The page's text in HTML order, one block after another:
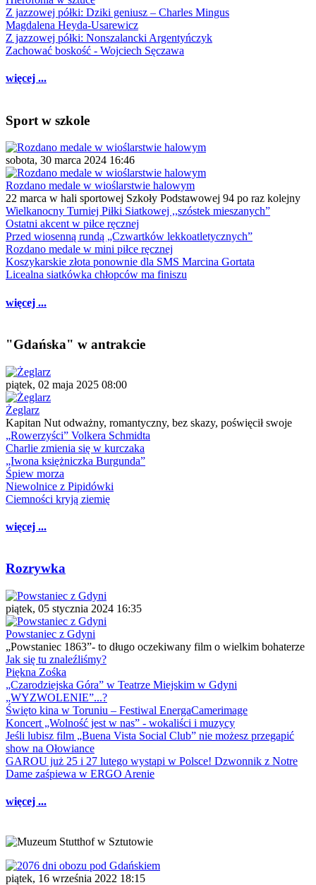
Z jazzowej półki: Dziki geniusz – Charles Mingus
Magdalena Heyda-Usarewicz
Z jazzowej półki: Nonszalancki Argentyńczyk
Zachować boskość - Wojciech Sęczawa
więcej ...
Sport w szkole
sobota, 30 marca 2024 16:46
Rozdano medale w wioślarstwie halowym
22 marca w hali sportowej Szkoły Podstawowej 94 po raz kolejny
Wielkanocny Turniej Piłki Siatkowej ,,szóstek mieszanych”
Ostatni akcent w piłce ręcznej
Przed wiosenną rundą „Czwartków lekkoatletycznych”
Rozdano medale w mini piłce ręcznej
Koszykarskie złota ponownie dla SMS Marcina Gortata
Licealna siatkówka chłopców ma finiszu
więcej ...
"Gdańska" w antrakcie
piątek, 02 maja 2025 08:00
Żeglarz
Kapitan Nut odważny, romantyczny, bez skazy, poświęcił swoje
„Rowerzyści” Volkera Schmidta
Charlie zmienia się w kurczaka
„Iwona księżniczka Burgunda”
Śpiew morza
Niewolnice z Pipidówki
Ciemności kryją ziemię
więcej ...
Rozrywka
piątek, 05 stycznia 2024 16:35
Powstaniec z Gdyni
„Powstaniec 1863”- to długo oczekiwany film o wielkim bohaterze
Jak się tu znaleźliśmy?
Piękna Zośka
„Czarodziejska Góra” w Teatrze Miejskim w Gdyni
„WYZWOLENIE”...?
Święto kina w Toruniu – Festiwal EnergaCamerimage
Koncert „Wolność jest w nas” - wokaliści i muzycy
Jeśli lubisz film „Buena Vista Social Club” nie możesz przegapić
show na Ołowiance
GAROU już 25 i 27 lutego wystąpi w Polsce! Dzwonnik z Notre
Dame zaśpiewa w ERGO Arenie
więcej ...
piątek, 16 września 2022 18:15